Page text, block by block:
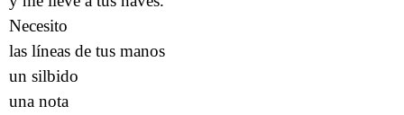
Necesito
las líneas de tus manos
un silbido
una nota